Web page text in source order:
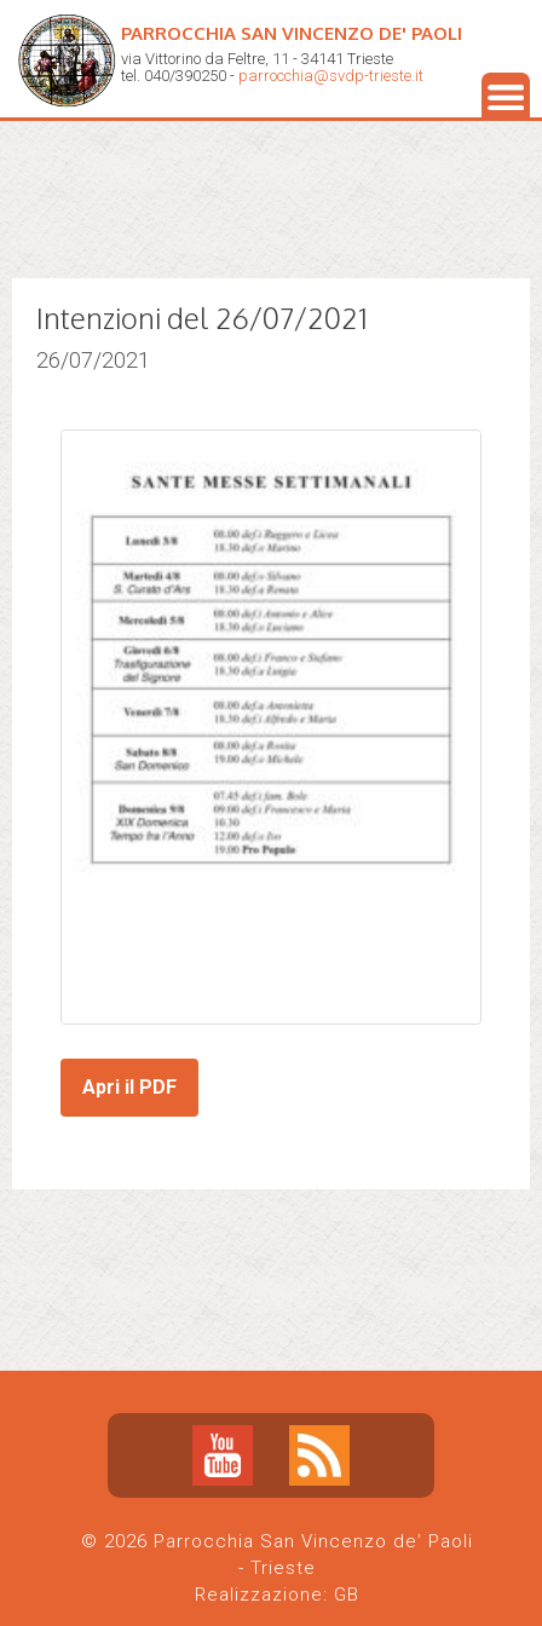
PARROCCHIA SAN VINCENZO DE' PAOLI
via Vittorino da Feltre, 11 - 34141 Trieste
tel. 040/390250 - parrocchia@svdp-trieste.it
Intenzioni del 26/07/2021
26/07/2021
Apri il PDF
© 2026 Parrocchia San Vincenzo de' Paoli
- Trieste
Realizzazione: GB